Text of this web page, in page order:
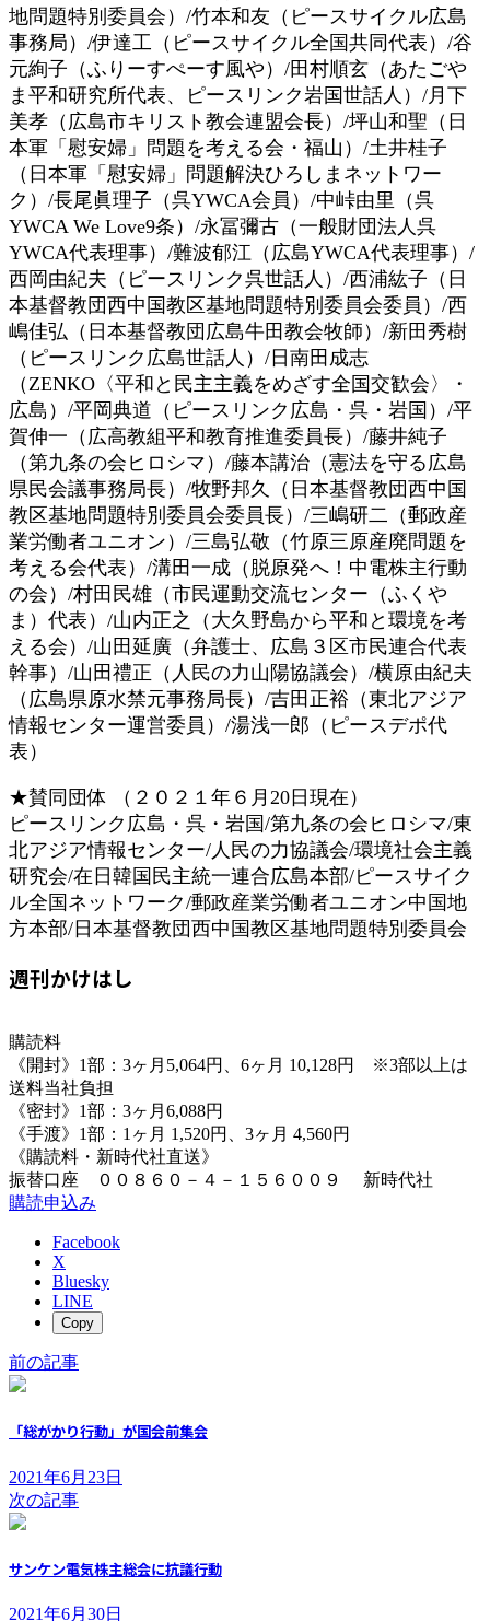
地問題特別委員会）/竹本和友（ピースサイクル広島
事務局）/伊達工（ピースサイクル全国共同代表）/谷
元絢子（ふりーすぺーす風や）/田村順玄（あたごや
ま平和研究所代表、ピースリンク岩国世話人）/月下
美孝（広島市キリスト教会連盟会長）/坪山和聖（日
本軍「慰安婦」問題を考える会・福山）/土井桂子
（日本軍「慰安婦」問題解決ひろしまネットワー
ク）/長尾眞理子（呉YWCA会員）/中峠由里（呉
YWCA We Love9条）/永冨彌古（一般財団法人呉
YWCA代表理事）/難波郁江（広島YWCA代表理事）/
西岡由紀夫（ピースリンク呉世話人）/西浦紘子（日
本基督教団西中国教区基地問題特別委員会委員）/西
嶋佳弘（日本基督教団広島牛田教会牧師）/新田秀樹
（ピースリンク広島世話人）/日南田成志
（ZENKO〈平和と民主主義をめざす全国交歓会〉・
広島）/平岡典道（ピースリンク広島・呉・岩国）/平
賀伸一（広高教組平和教育推進委員長）/藤井純子
（第九条の会ヒロシマ）/藤本講治（憲法を守る広島
県民会議事務局長）/牧野邦久（日本基督教団西中国
教区基地問題特別委員会委員長）/三嶋研二（郵政産
業労働者ユニオン）/三島弘敬（竹原三原産廃問題を
考える会代表）/溝田一成（脱原発へ！中電株主行動
の会）/村田民雄（市民運動交流センター（ふくや
ま）代表）/山内正之（大久野島から平和と環境を考
える会）/山田延廣（弁護士、広島３区市民連合代表
幹事）/山田禮正（人民の力山陽協議会）/横原由紀夫
（広島県原水禁元事務局長）/吉田正裕（東北アジア
情報センター運営委員）/湯浅一郎（ピースデポ代
表）
★賛同団体 （２０２１年６月20日現在）
ピースリンク広島・呉・岩国/第九条の会ヒロシマ/東
北アジア情報センター/人民の力協議会/環境社会主義
研究会/在日韓国民主統一連合広島本部/ピースサイク
ル全国ネットワーク/郵政産業労働者ユニオン中国地
方本部/日本基督教団西中国教区基地問題特別委員会
週刊かけはし
購読料
《開封》1部：3ヶ月5,064円、6ヶ月 10,128円 ※3部以上は
送料当社負担
《密封》1部：3ヶ月6,088円
《手渡》1部：1ヶ月 1,520円、3ヶ月 4,560円
《購読料・新時代社直送》
振替口座 ００８６０－４－１５６００９ 新時代社
購読申込み
Facebook
X
Bluesky
LINE
Copy
前の記事
「総がかり行動」が国会前集会
2021年6月23日
次の記事
サンケン電気株主総会に抗議行動
2021年6月30日